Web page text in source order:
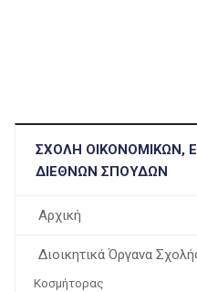
ΣΧΟΛΉ ΟΙΚΟΝΟΜΙΚΏΝ,
ΔΙΕΘΝΏΝ ΣΠΟΥΔΏΝ
Αρχική
Διοικητικά Όργανα
Κοσμήτορας